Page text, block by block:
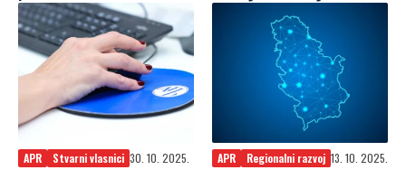
APR Stvarni vlasnici 30. 10. 2025. APR Regionalni razvoj 13. 10. 2025.